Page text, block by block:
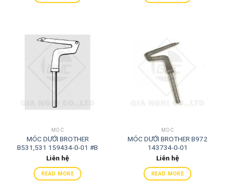
MÓC
MÓC DƯỚI BROTHER
B531,531 159434-0-01 #B
Liên hệ
READ MORE
MÓC
MÓC DƯỚI BROTHER B972
143734-0-01
Liên hệ
READ MORE